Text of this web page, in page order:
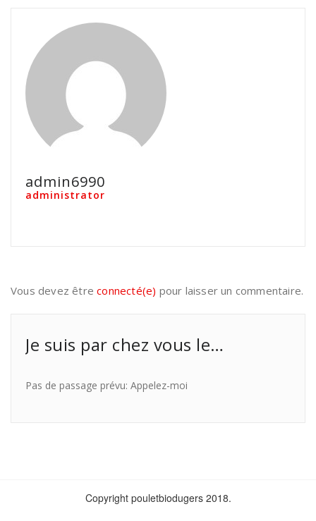
admin6990
administrator
Vous devez êtreconnecté(e) pour laisser un commentaire.
Je suis par chez vous le…
Pas de passage prévu: Appelez-moi
Copyright pouletbiodugers 2018.